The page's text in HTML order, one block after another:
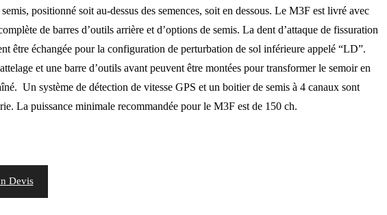
positionné soit au-dessus des semences, soit en dessous. Le M3F est livré avec
de barres d’outils arrière et d’options de semis. La dent d’attaque de fissuration
être échangée pour la configuration de perturbation de sol inférieure appelé “LD”.
et une barre d’outils avant peuvent être montées pour transformer le semoir en
Un système de détection de vitesse GPS et un boitier de semis à 4 canaux sont
La puissance minimale recommandée pour le M3F est de 150 ch.
Devis